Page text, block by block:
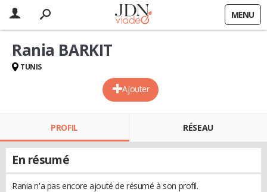
MENU
Ajouter
Rania BARKIT
TUNIS
PROFIL RÉSEAU
En résumé
Rania n'a pas encore ajouté de résumé à son profil.